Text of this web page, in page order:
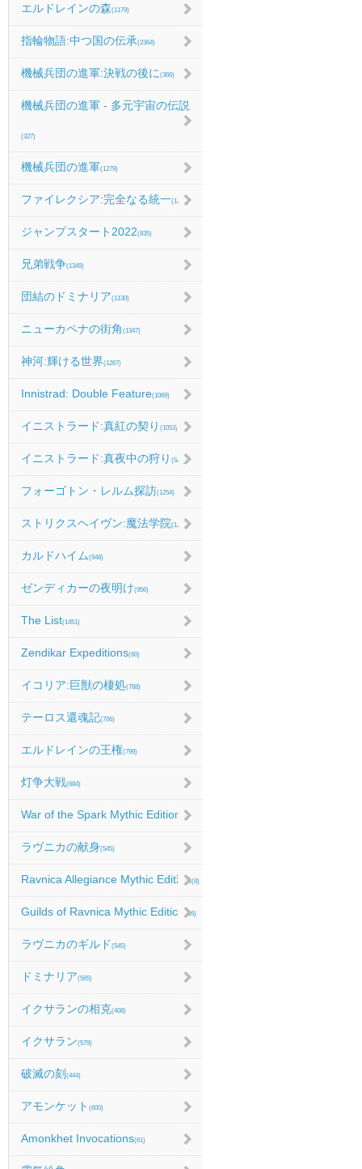
エルドレインの森(1179)
指輪物語:中つ国の伝承(2364)
機械兵団の進軍:決戦の後に (366)
機械兵団の進軍 - 多元宇宙の伝説
(327)
機械兵団の進軍(1279)
ファイレクシア:完全なる統一(1067)
ジャンプスタート2022(835)
兄弟戦争(1349)
団結のドミナリア(1130)
ニューカペナの街角 (1347)
神河:輝ける世界(1267)
Innistrad: Double Feature(1069)
イニストラード:真紅の契り (1053)
イニストラード:真夜中の狩り (986)
フォーゴトン・レルム探訪(1254)
ストリクスヘイヴン:魔法学院(1214)
カルドハイム (948)
ゼンディカーの夜明け(956)
The List(1451)
Zendikar Expeditions(60)
イコリア:巨獣の棲処(788)
テーロス還魂記(706)
エルドレインの王権(799)
灯争大戦(684)
War of the Spark Mythic Edition (9)
ラヴニカの献身(545)
Ravnica Allegiance Mythic Edition(8)
Guilds of Ravnica Mythic Edition(16)
ラヴニカのギルド (545)
ドミナリア(565)
イクサランの相克(408)
イクサラン(579)
破滅の刻 (444)
アモンケット (600)
Amonkhet Invocations(61)